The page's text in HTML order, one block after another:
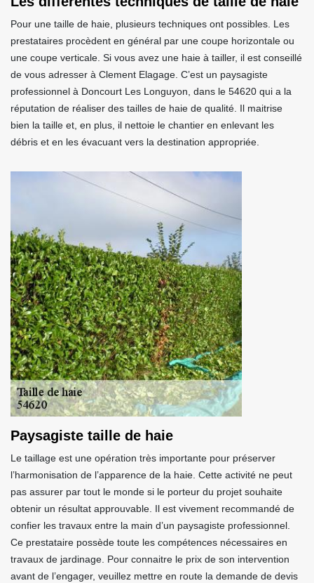
Pour une taille de haie, plusieurs techniques ont possibles. Les
prestataires procèdent en général par une coupe horizontale ou
une coupe verticale. Si vous avez une haie à tailler, il est conseillé
de vous adresser à Clement Elagage. C’est un paysagiste
professionnel à Doncourt Les Longuyon, dans le 54620 qui a la
réputation de réaliser des tailles de haie de qualité. Il maitrise
bien la taille et, en plus, il nettoie le chantier en enlevant les
débris et en les évacuant vers la destination appropriée.
Paysagiste taille de haie
Le taillage est une opération très importante pour préserver
l’harmonisation de l’apparence de la haie. Cette activité ne peut
pas assurer par tout le monde si le porteur du projet souhaite
obtenir un résultat approuvable. Il est vivement recommandé de
confier les travaux entre la main d’un paysagiste professionnel.
Ce prestataire possède toute les compétences nécessaires en
travaux de jardinage. Pour connaitre le prix de son intervention
avant de l’engager, veuillez mettre en route la demande de devis